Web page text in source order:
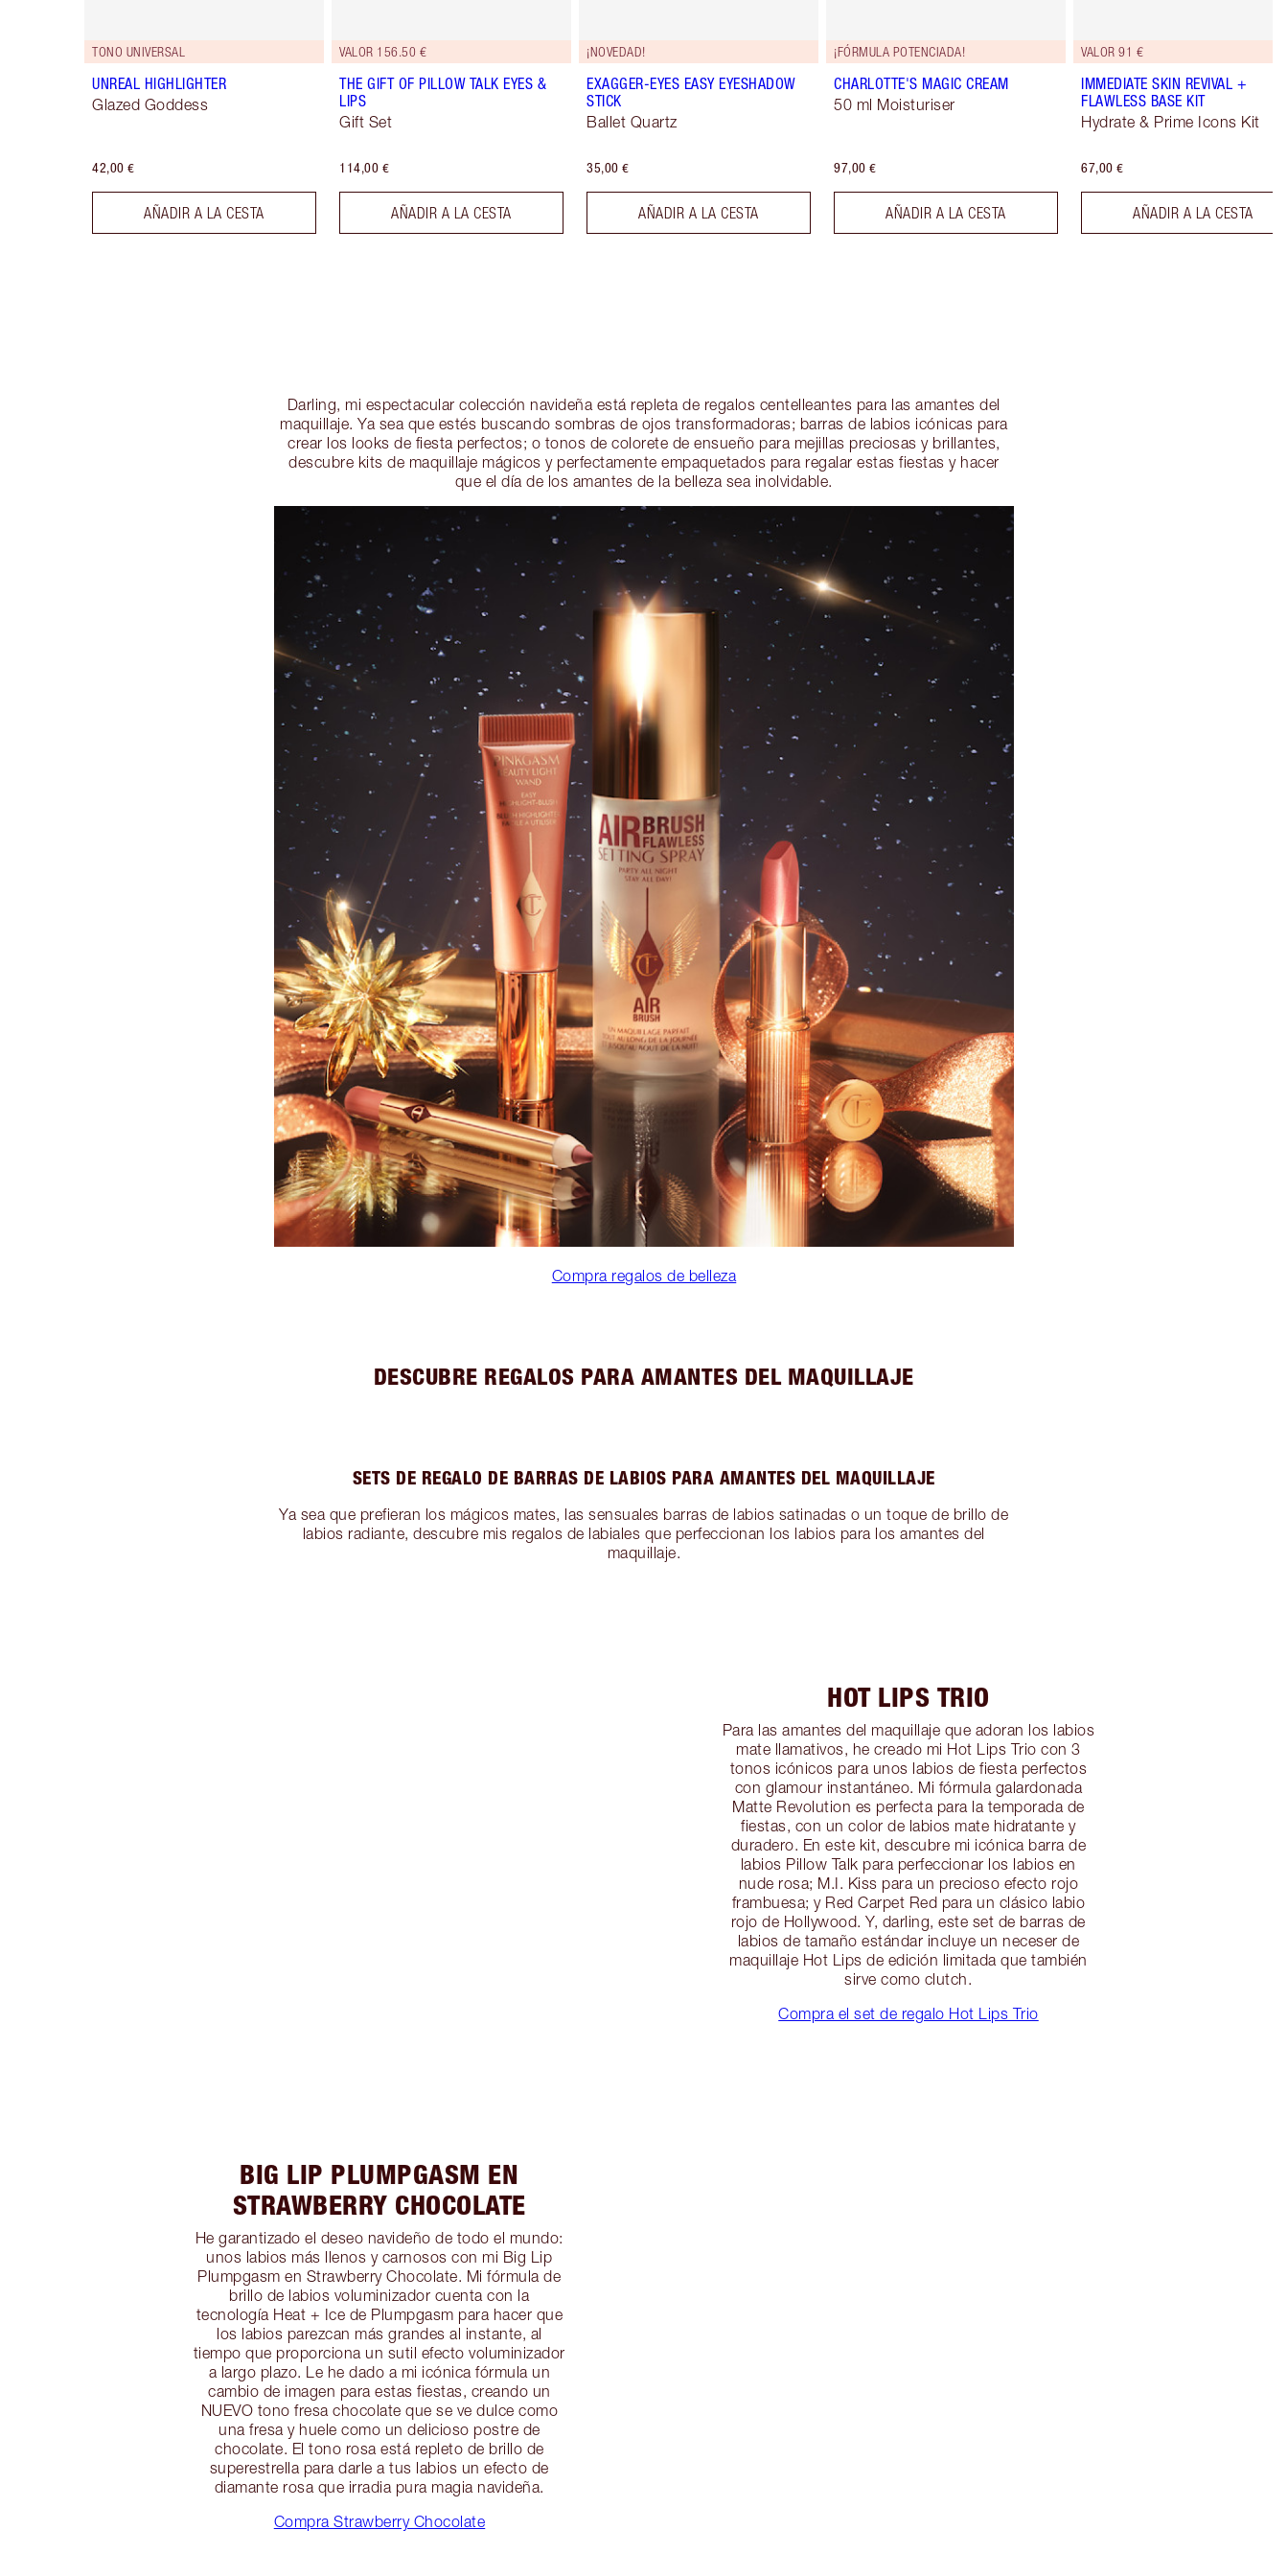
TONO UNIVERSAL
UNREAL HIGHLIGHTER
Glazed Goddess
42,00 €
AÑADIR A LA CESTA
VALOR 156.50 €
THE GIFT OF PILLOW TALK EYES &
LIPS
Gift Set
114,00 €
AÑADIR A LA CESTA
¡NOVEDAD!
EXAGGER-EYES EASY EYESHADOW
STICK
Ballet Quartz
35,00 €
AÑADIR A LA CESTA
¡FÓRMULA POTENCIADA!
CHARLOTTE'S MAGIC CREAM
50 ml Moisturiser
97,00 €
AÑADIR A LA CESTA
VALOR 91 €
IMMEDIATE SKIN REVIVAL +
FLAWLESS BASE KIT
Hydrate & Prime Icons Kit
67,00 €
AÑADIR A LA CESTA
Darling, mi espectacular colección navideña está repleta de regalos centelleantes para las amantes del
maquillaje. Ya sea que estés buscando sombras de ojos transformadoras; barras de labios icónicas para
crear los looks de fiesta perfectos; o tonos de colorete de ensueño para mejillas preciosas y brillantes,
descubre kits de maquillaje mágicos y perfectamente empaquetados para regalar estas fiestas y hacer
que el día de los amantes de la belleza sea inolvidable.
Compra regalos de belleza
DESCUBRE REGALOS PARA AMANTES DEL MAQUILLAJE
SETS DE REGALO DE BARRAS DE LABIOS PARA AMANTES DEL MAQUILLAJE
Ya sea que prefieran los mágicos mates, las sensuales barras de labios satinadas o un toque de brillo de
labios radiante, descubre mis regalos de labiales que perfeccionan los labios para los amantes del
maquillaje.
HOT LIPS TRIO
Para las amantes del maquillaje que adoran los labios
mate llamativos, he creado mi Hot Lips Trio con 3
tonos icónicos para unos labios de fiesta perfectos
con glamour instantáneo. Mi fórmula galardonada
Matte Revolution es perfecta para la temporada de
fiestas, con un color de labios mate hidratante y
duradero. En este kit, descubre mi icónica barra de
labios Pillow Talk para perfeccionar los labios en
nude rosa; M.I. Kiss para un precioso efecto rojo
frambuesa; y Red Carpet Red para un clásico labio
rojo de Hollywood. Y, darling, este set de barras de
labios de tamaño estándar incluye un neceser de
maquillaje Hot Lips de edición limitada que también
sirve como clutch.
Compra el set de regalo Hot Lips Trio
BIG LIP PLUMPGASM EN
STRAWBERRY CHOCOLATE
He garantizado el deseo navideño de todo el mundo:
unos labios más llenos y carnosos con mi Big Lip
Plumpgasm en Strawberry Chocolate. Mi fórmula de
brillo de labios voluminizador cuenta con la
tecnología Heat + Ice de Plumpgasm para hacer que
los labios parezcan más grandes al instante, al
tiempo que proporciona un sutil efecto voluminizador
a largo plazo. Le he dado a mi icónica fórmula un
cambio de imagen para estas fiestas, creando un
NUEVO tono fresa chocolate que se ve dulce como
una fresa y huele como un delicioso postre de
chocolate. El tono rosa está repleto de brillo de
superestrella para darle a tus labios un efecto de
diamante rosa que irradia pura magia navideña.
Compra Strawberry Chocolate